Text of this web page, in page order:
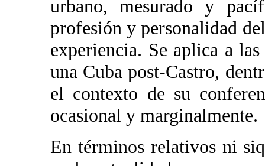
urbano, mesurado y
profesión y personalidad
experiencia. Se aplica a
una Cuba post-Castro,
el contexto de su
ocasional y marginalmente.
En términos relativos ni